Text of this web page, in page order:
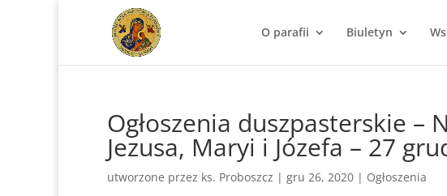
O parafii Biuletyn
Ogłoszenia duszpasterskie –
Jezusa, Maryi i Józefa – 27
utworzone przez ks. Proboszcz | gru 26, 2020 | Ogłoszenia